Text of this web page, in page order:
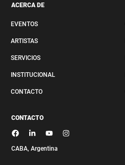
ACERCA DE
EVENTOS
ARTISTAS
SERVICIOS
INSTITUCIONAL
CONTACTO
CONTACTO
CABA, Argentina